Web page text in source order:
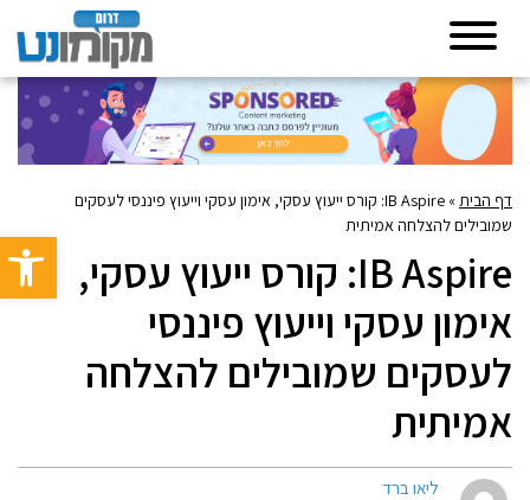
פתח
דף הבית»
IB Aspire: קורס ייעוץ עסקי, אימון עסקי וייעוץ פיננסי לעסקים
שמובילים להצלחה אמיתית
IB Aspire: קורס ייעוץ עסקי,
אימון עסקי וייעוץ פיננסי
לעסקים שמובילים להצלחה
אמיתית
ליאו ברד